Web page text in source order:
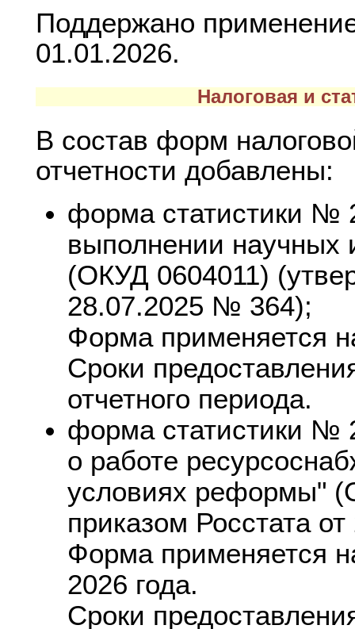
Поддержано
01.01.2026.
Налоговая и
В состав форм
отчетности добавлены:
форма статистики №
выполнении научных
(ОКУД 0604011)
28.07.2025 № 364);
Форма применяется
Сроки
отчетного периода.
форма статистики №
о работе
условиях реформы"
приказом Росстата
Форма применяется
2026 года.
Сроки